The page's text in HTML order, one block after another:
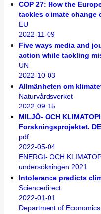
COP 27: How the
tackles climate change
EU
2022-11-09
Five ways media and
action while tackling
UN
2022-10-03
Allmänheten om
Naturvårdsverket
2022-09-15
MILJÖ- OCH
Forskningsprojektet.
pdf
2022-05-04
ENERGI- OCH
undersökningen 2021
Intolerance predicts
Sciencedirect
2022-01-01
Department of